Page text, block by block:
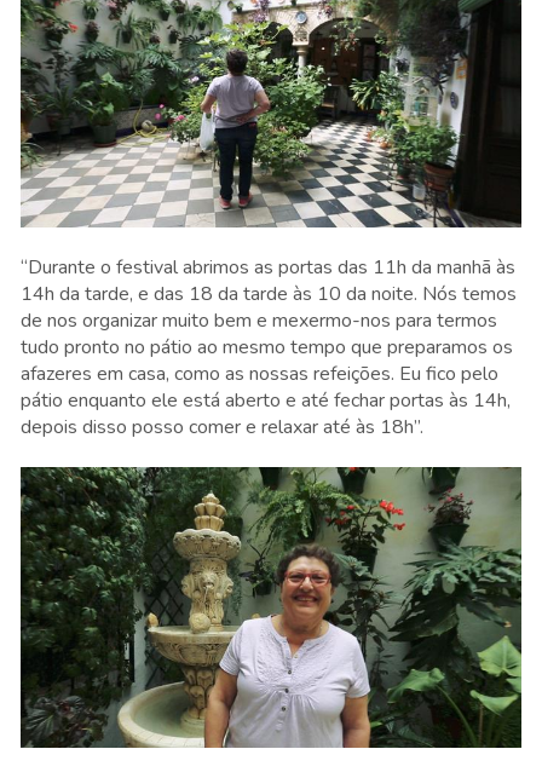
“Durante o festival abrimos as portas das 11h da manhã às
14h da tarde, e das 18 da tarde às 10 da noite. Nós temos
de nos organizar muito bem e mexermo-nos para termos
tudo pronto no pátio ao mesmo tempo que preparamos os
afazeres em casa, como as nossas refeições. Eu fico pelo
pátio enquanto ele está aberto e até fechar portas às 14h,
depois disso posso comer e relaxar até às 18h”.